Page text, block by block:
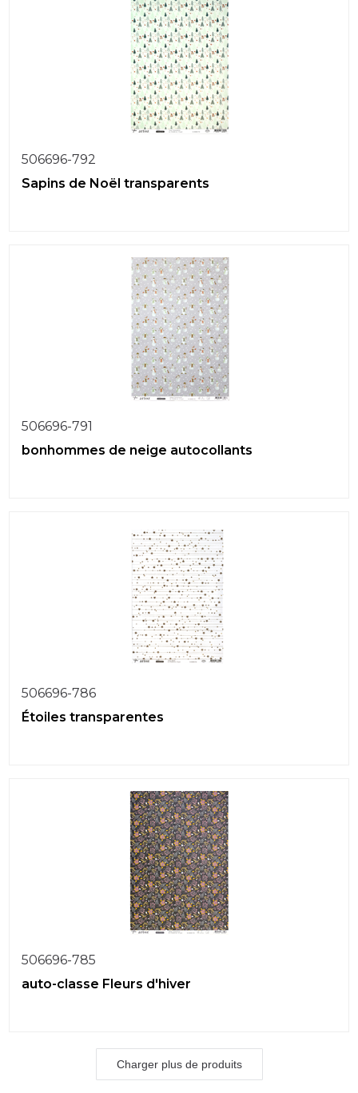
506696-792
Sapins de Noël transparents
506696-791
bonhommes de neige autocollants
506696-786
Étoiles transparentes
506696-785
auto-classe Fleurs d'hiver
Charger plus de produits